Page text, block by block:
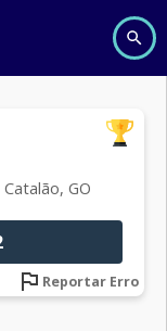
GO
Reportar Erro